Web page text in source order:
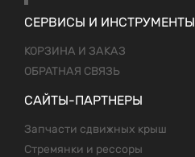
СЕРВИСЫ И ИНСТРУМЕНТЫ
КОРЗИНА И ЗАКАЗ
ОБРАТНАЯ СВЯЗЬ
САЙТЫ-ПАРТНЕРЫ
Запчасти сдвижных крыш
Стремянки и рессоры